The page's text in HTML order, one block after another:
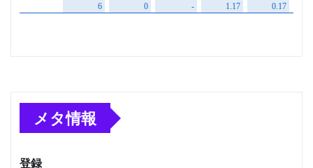
メタ情報
登録